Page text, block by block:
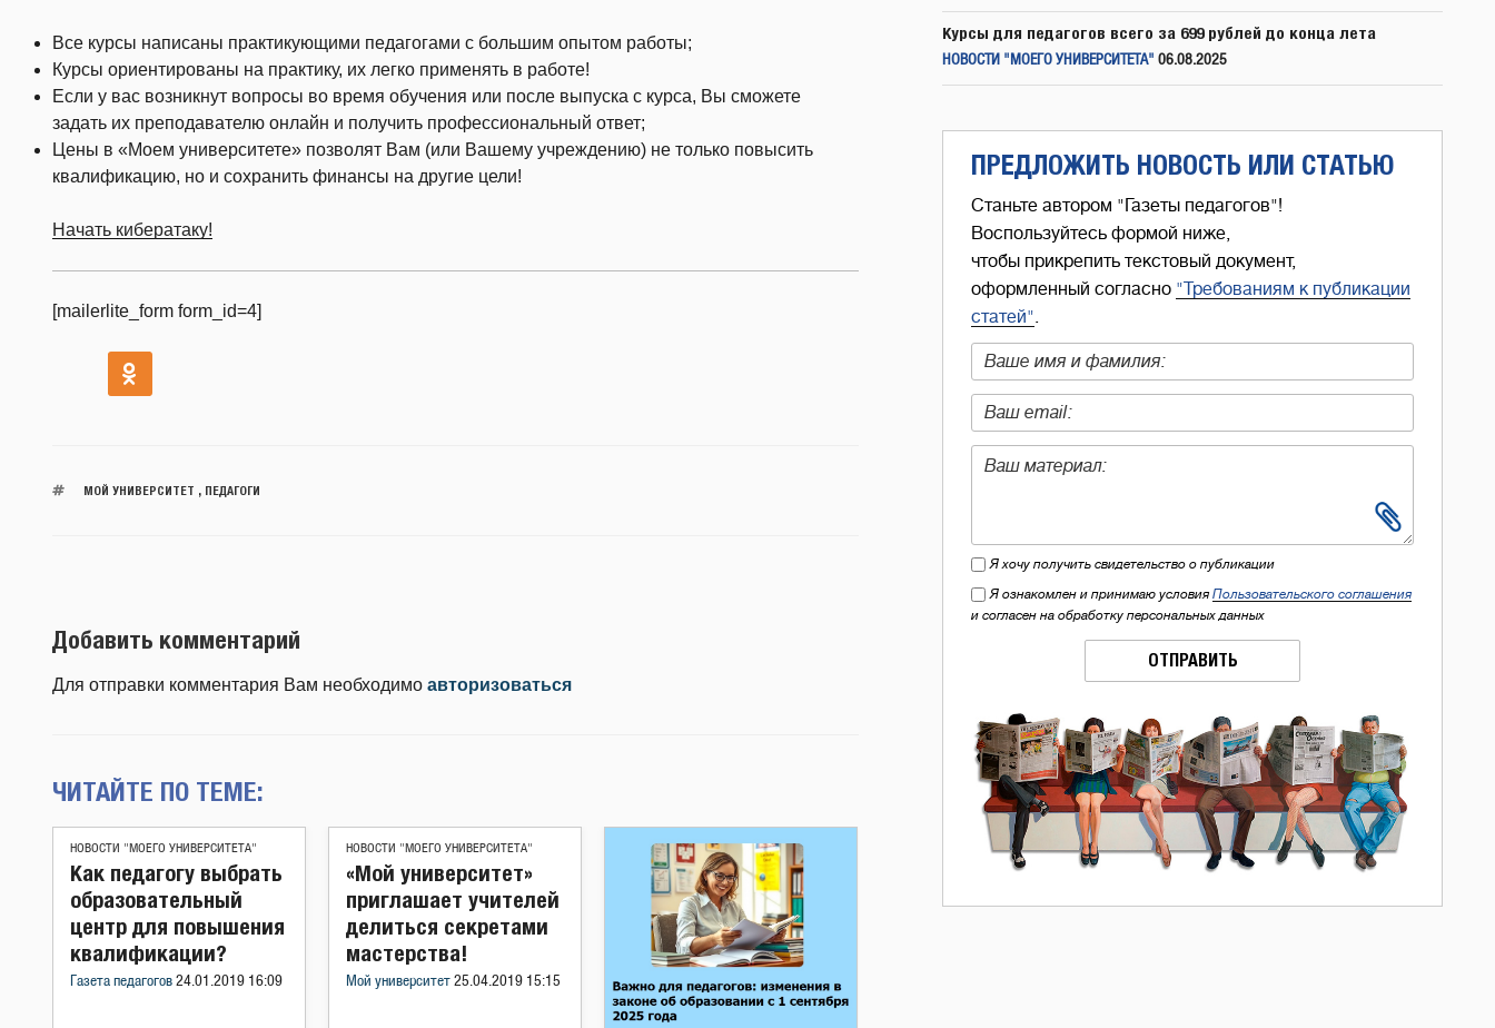
Все курсы написаны практикующими педагогами с большим опытом работы;
Курсы ориентированы на практику, их легко применять в работе!
Если у вас возникнут вопросы во время обучения или после выпуска с курса, Вы сможете
задать их преподавателю онлайн и получить профессиональный ответ;
Цены в «Моем университете» позволят Вам (или Вашему учреждению) не только повысить
квалификацию, но и сохранить финансы на другие цели!
Начать кибератаку!
[mailerlite_form form_id=4]
МОЙ УНИВЕРСИТЕТ ПЕДАГОГИ
Добавить комментарий
Для отправки комментария Вам необходимо авторизоваться
ЧИТАЙТЕ ПО ТЕМЕ:
НОВОСТИ "МОЕГО УНИВЕРСИТЕТА"
Как педагогу выбрать
образовательный
центр для повышения
квалификации?
Газета педагогов 24.01.2019 16:09
НОВОСТИ "МОЕГО УНИВЕРСИТЕТА"
«Мой университет»
приглашает учителей
делиться секретами
мастерства!
Мой университет 25.04.2019 15:15
Курсы для педагогов всего за 699 рублей до конца лета
НОВОСТИ "МОЕГО УНИВЕРСИТЕТА" 06.08.2025
ПРЕДЛОЖИТЬ НОВОСТЬ ИЛИ СТАТЬЮ
Станьте автором "Газеты педагогов"!
Воспользуйтесь формой ниже,
чтобы прикрепить текстовый документ,
оформленный согласно "Требованиям к публикации
статей".
Я хочу получить свидетельство о публикации
Я ознакомлен и принимаю условия Пользовательского соглашения
и согласен на обработку персональных данных
ОТПРАВИТЬ